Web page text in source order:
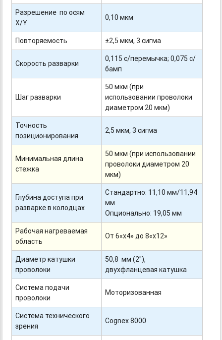
Разрешение по осям
X/Y
0,10 мкм
Повторяемость ±2,5 мкм, 3 сигма
Скорость разварки
0,115 с/перемычка; 0,075 с/
бамп
Шаг разварки
50 мкм (при
использовании проволоки
диаметром 20 мкм)
Точность
позиционирования
2,5 мкм, 3 сигма
Минимальная длина
стежка
50 мкм (при использовании
проволоки диаметром 20
мкм)
Глубина доступа при
разварке в колодцах
Стандартно: 11,10 мм/11,94
мм
Опционально: 19,05 мм
Рабочая нагреваемая
область
От 6«x4» до 8«x12»
Диаметр катушки
проволоки
50,8 мм (2"),
двухфланцевая катушка
Система подачи
проволоки
Моторизованная
Система технического
зрения
Cognex 8000